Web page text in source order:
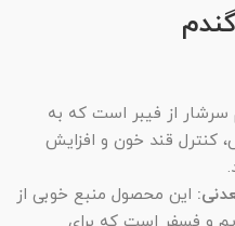
سرشار از فیبر است که به
کنترل قند خون و افزایش
این محصول منبع خوبی از